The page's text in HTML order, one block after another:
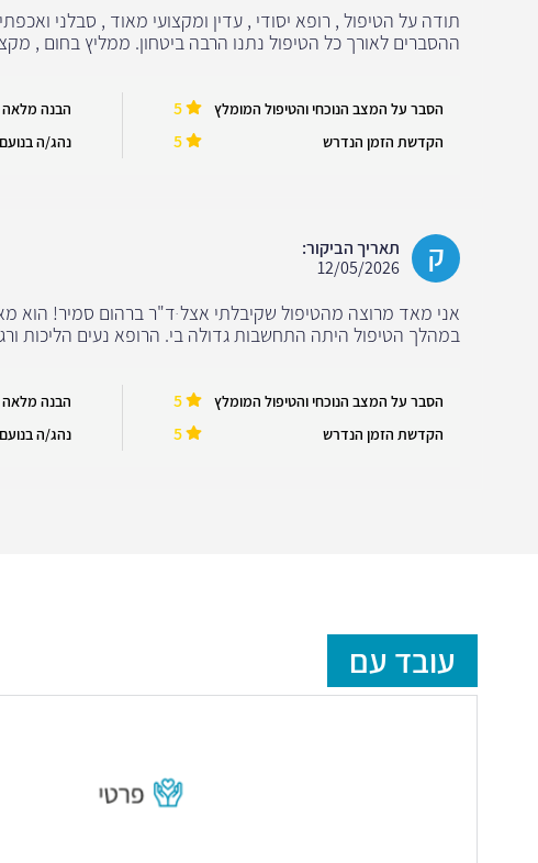
תודה על הטיפול , רופא יסודי , עדין ומקצועי מאוד , סבלני
ההסברים לאורך כל הטיפול נתנו הרבה ביטחון. ממליץ בחום ,
הסבר על המצב הנוכחי והטיפול המומלץ 5
הקדשת הזמן הנדרש 5
הבנה מלאה
נהג/ה
ק
תאריך הביקור:
12/05/2026
אני מאד מרוצה מהטיפול שקיבלתי אצל ּד"ר ברהום סמיר! הוא
במהלך הטיפול היתה התחשבות גדולה בי. הרופא נעים הליכות
הסבר על המצב הנוכחי והטיפול המומלץ 5
הקדשת הזמן הנדרש 5
הבנה מלאה
נהג/ה
עובד עם